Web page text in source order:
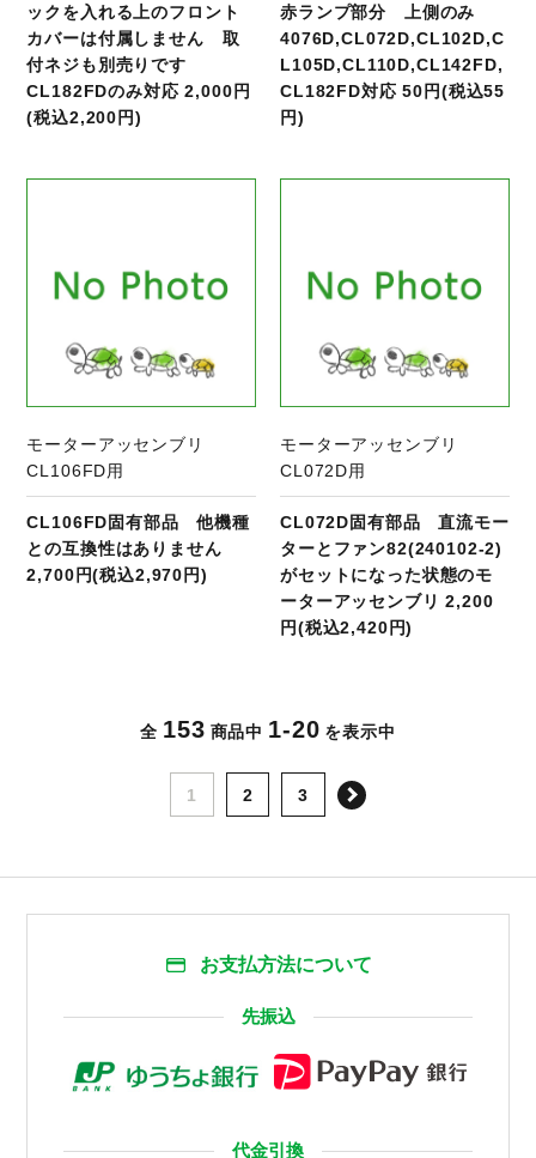
ックを入れる上のフロント
カバーは付属しません 取
付ネジも別売りです
CL182FDのみ対応 2,000円
(税込2,200円)
赤ランプ部分 上側のみ
4076D,CL072D,CL102D,C
L105D,CL110D,CL142FD,
CL182FD対応 50円(税込55
円)
モーターアッセンブリ
CL106FD用
CL106FD固有部品 他機種
との互換性はありません
2,700円(税込2,970円)
モーターアッセンブリ
CL072D用
CL072D固有部品 直流モー
ターとファン82(240102‐2)
がセットになった状態のモ
ーターアッセンブリ 2,200
円(税込2,420円)
全 153 商品中 1-20 を表示中
1 2 3
次へ
お支払方法について
先振込
代金引換